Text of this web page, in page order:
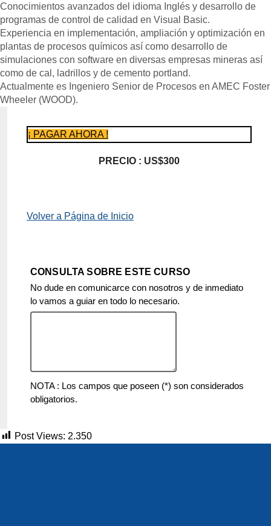
Conocimientos avanzados del idioma Inglés y desarrollo de
programas de control de calidad en Visual Basic.
Experiencia en implementación, ampliación y optimización en
plantas de procesos químicos así como desarrollo de
simulaciones con software en diversas empresas mineras así
como de cal, ladrillos y de cemento portland.
Actualmente es Ingeniero Senior de Procesos en AMEC Foster
Wheeler (WOOD).
¡ PAGAR AHORA !
PRECIO : US$300
Volver a Página de Inicio
CONSULTA SOBRE ESTE CURSO
No dude en comunicarce con nosotros y de inmediato
lo vamos a guiar en todo lo necesario.
NOTA : Los campos que poseen (*) son considerados
obligatorios.
Post Views: 2.350